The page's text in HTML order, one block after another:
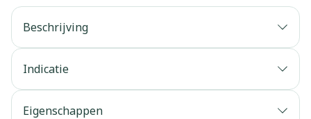
Beschrijving
Indicatie
Eigenschappen